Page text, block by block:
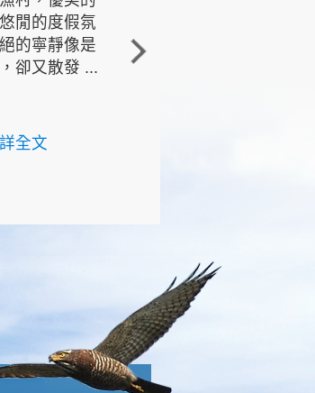
閒的度假氛
的寧靜像是
卻又散發 ...
詳全文
角的端點，冬季海浪拍打
著礁岸，旺盛的侵蝕作